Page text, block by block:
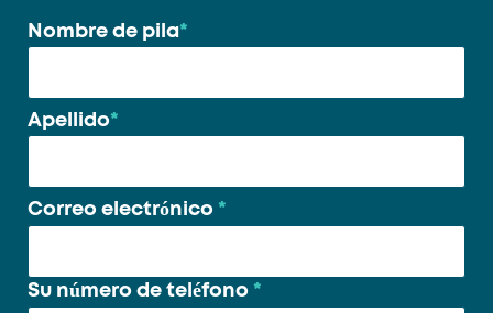
Su
Nombre de pila*
Apellido*
Correo electrónico *
Su número de teléfono *